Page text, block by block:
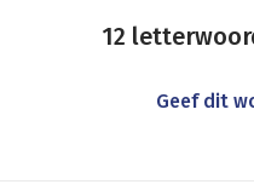
12
Geef dit